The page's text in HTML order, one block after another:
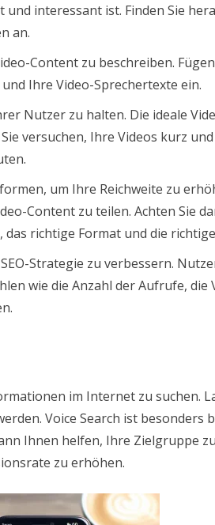
interessant ist. Finden Sie
an.
Content zu beschreiben.
Ihre Video-Sprechertexte ein.
Nutzer zu halten. Die ideale
versuchen, Ihre Videos kurz
um Ihre Reichweite zu
Content zu teilen. Achten Sie
richtige Format und die
Strategie zu verbessern.
wie die Anzahl der Aufrufe,
im Internet zu suchen.
Voice Search ist besonders
Ihnen helfen, Ihre Zielgruppe
zu erhöhen.